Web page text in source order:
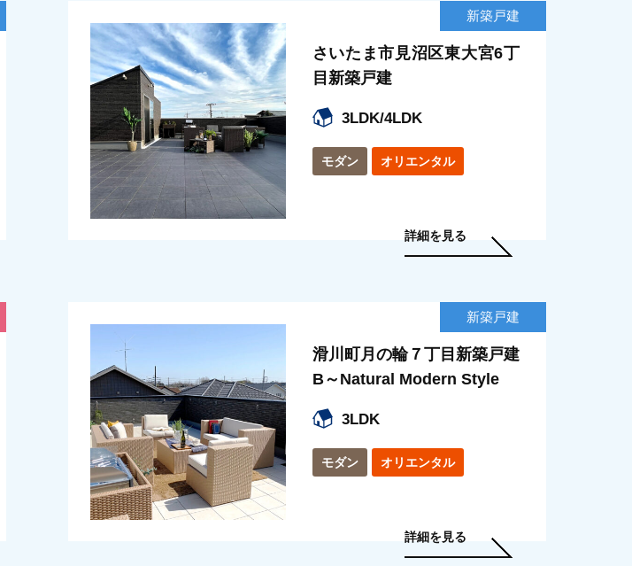
新築戸建
さいたま市見沼区東大宮6丁
目新築戸建
3LDK/4LDK
モダン オリエンタル
詳細を見る
新築戸建
滑川町月の輪７丁目新築戸建
B～Natural Modern Style
3LDK
モダン オリエンタル
詳細を見る